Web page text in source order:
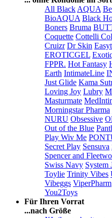
All Black AQUA
BioAQUA Black
Boners Bruma
Coquette Cottelli
Cruizr Dr Skin
EROTICGEL
FPPR. Hot Fantasy
Earth IntimateLine
Just Glide Kama
Loving Joy Lubry
Masturmate
Morningstar Pharma
NURU Obsessive
Out of the Blue
Play Wiv Me
Secret Play Sensuva
Spencer and
Swiss Navy System
Toylie Trinity Vibes
Vibeggs ViperPharm
You2Toys
Für Ihren Vorrat
...nach Größe